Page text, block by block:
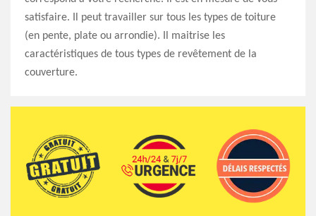
satisfaire. Il peut travailler sur tous les types de toiture
(en pente, plate ou arrondie). Il maitrise les
caractéristiques de tous types de revêtement de la
couverture.